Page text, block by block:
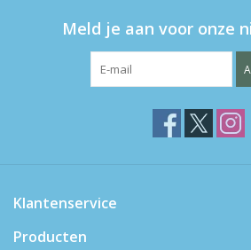
Meld je aan voor onze
Klantenservice
Producten